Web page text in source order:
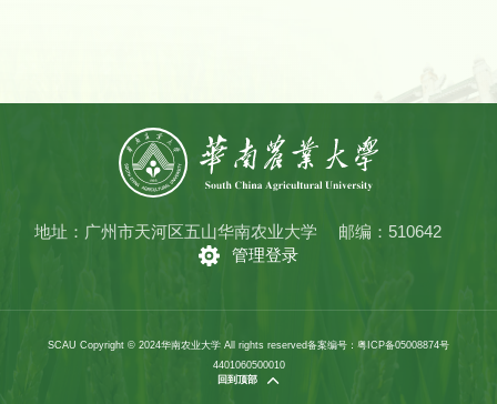
地址：广州市天河区五山华南农业大学
邮编：510642
管理登录
SCAU Copyright © 2024华南农业大学 All rights reserved备案编号：粤ICP备05008874号
4401060500010
回到顶部